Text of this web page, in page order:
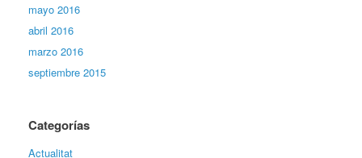
mayo 2016
abril 2016
marzo 2016
septiembre 2015
Categorías
Actualitat